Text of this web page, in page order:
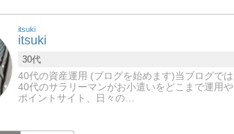
itsuki
itsuki
30代
40代の資産運用 (ブログを始めます)当ブログでは
40代のサラリーマンがお小遣いをどこまで運用や
ポイントサイト、日々の…